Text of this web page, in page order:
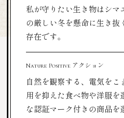
私が守りたい生き物はシマ
の厳しい冬を懸命に生き抜
存在です。
Nature Positive アクション
自然を観察する、電気をこ
用を抑えた食べ物や洋服を
な認証マーク付きの商品を